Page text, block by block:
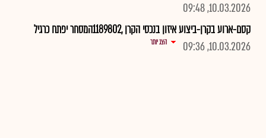
10.03.2026, 09:48
קסם-ארוע בקרן-ביצוע איזון בנכסי הקרן ,1189802המסחר יפתח כרגיל
10.03.2026, 09:36
הצג יותר